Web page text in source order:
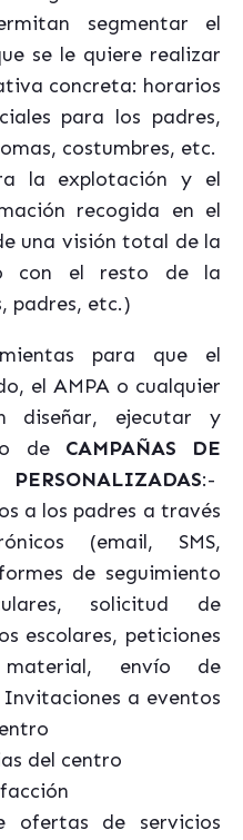
segmentar el
se le quiere realizar
concreta: horarios
para los padres,
costumbres, etc.
la explotación y el
recogida en el
una visión total de la
con el resto de la
padres, etc.)
para que el
el AMPA o cualquier
diseñar, ejecutar y
de CAMPAÑAS DE
:-
a los padres a través
(email, SMS,
de seguimiento
solicitud de
escolares, peticiones
envío de
a eventos
del centro
de servicios